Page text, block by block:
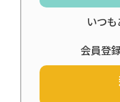
いつも
会員登